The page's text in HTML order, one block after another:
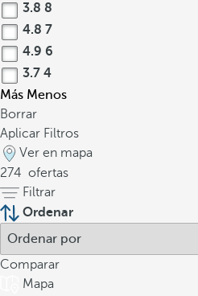
3.8 8
4.8 7
4.9 6
3.7 4
Más Menos
Borrar
Aplicar Filtros
Ver en mapa
274 ofertas
Filtrar
Ordenar
Comparar
Mapa